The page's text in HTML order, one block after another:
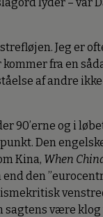
Jeg er
fra en
af andre
90’erne og i
Den
Kina, When
den
være klog